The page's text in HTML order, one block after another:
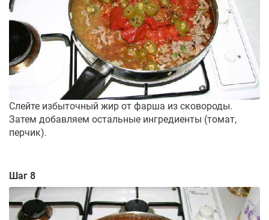
Слейте избыточный жир от фарша из сковороды.
Затем добавляем остальные ингредиенты (томат,
перчик).
Шаг 8